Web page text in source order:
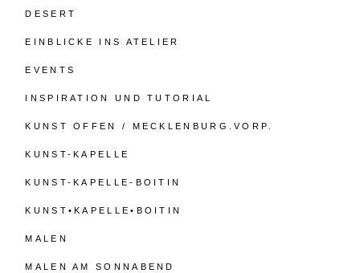
DESERT
EINBLICKE INS ATELIER
EVENTS
INSPIRATION UND TUTORIAL
KUNST OFFEN / MECKLENBURG.VORP.
KUNST-KAPELLE
KUNST-KAPELLE-BOITIN
KUNST•KAPELLE•BOITIN
MALEN
MALEN AM SONNABEND